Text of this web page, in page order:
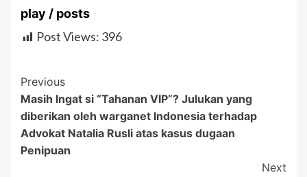
play / posts
Post Views: 396
Post
Navigation
Previous
Masih Ingat si “Tahanan VIP”? Julukan yang
diberikan oleh warganet Indonesia terhadap
Advokat Natalia Rusli atas kasus dugaan
Penipuan
Next